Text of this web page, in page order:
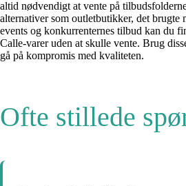
altid nødvendigt at vente på
alternativer som outletbutikker, det brugte
events og konkurrenternes tilbud kan du
Calle-varer uden at skulle vente. Brug
gå på kompromis med kvaliteten.
Ofte stillede